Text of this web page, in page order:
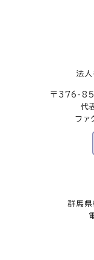
法
〒376-
代
フ
群馬